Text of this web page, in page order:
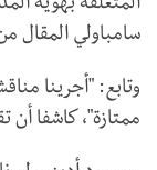
المتعلقة بهوية
سامباولي المقال
وتابع: "أجرينا
ممتازة"، كاشفا أن